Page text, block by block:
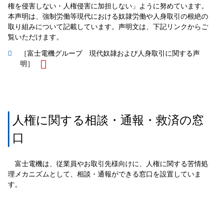
権を侵害しない・人権侵害に加担しない」ように努めています。
本声明は、強制労働等現代における奴隷労働や人身取引の根絶の
取り組みについて記載しています。声明文は、下記リンクからご
覧いただけます。
［富士電機グループ 現代奴隷および人身取引に関する声
明］
人権に関する相談・通報・救済の窓
口
富士電機は、従業員やお取引先様向けに、人権に関する苦情処
理メカニズムとして、相談・通報ができる窓口を設置していま
す。